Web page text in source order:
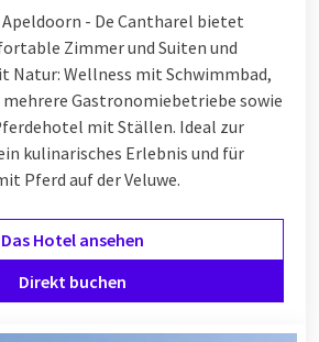
- De Cantharel bietet
Zimmer und Suiten und
Natur: Wellness mit Schwimmbad,
mehrere Gastronomiebetriebe sowie
mit Ställen. Ideal zur
kulinarisches Erlebnis und für
Pferd auf der Veluwe.
Das Hotel ansehen
Direkt buchen